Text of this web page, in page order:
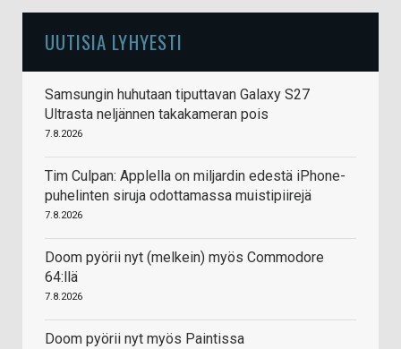
UUTISIA LYHYESTI
Samsungin huhutaan tiputtavan Galaxy S27
Ultrasta neljännen takakameran pois
7.8.2026
Tim Culpan: Applella on miljardin edestä iPhone-
puhelinten siruja odottamassa muistipiirejä
7.8.2026
Doom pyörii nyt (melkein) myös Commodore
64:llä
7.8.2026
Doom pyörii nyt myös Paintissa